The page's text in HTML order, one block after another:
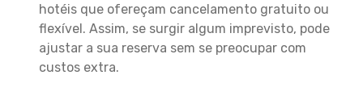
hotéis que ofereçam cancelamento gratuito ou
flexível. Assim, se surgir algum imprevisto, pode
ajustar a sua reserva sem se preocupar com
custos extra.